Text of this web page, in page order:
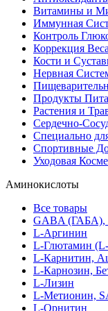
Витамины и
Иммунная
Контроль
Коррекция
Кости и
Нервная
Продукты
Растения и
Сердечно-
Специально
Спортивные
Уходовая
Аминокислоты
Все товары
GABA (ГАБА),
L-Аргинин
L-Глютамин
L-Карнитин,
L-Карнозин,
L-Лизин
L-Метионин,
L-Орнитин